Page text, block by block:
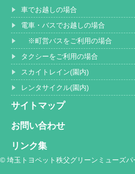
車でお越しの場合
電車・バスでお越しの場合
※町営バスをご利用の場合
タクシーをご利用の場合
スカイトレイン(園内)
レンタサイクル(園内)
サイトマップ
お問い合わせ
リンク集
© 埼玉トヨペット秩父グリーンミューズパ